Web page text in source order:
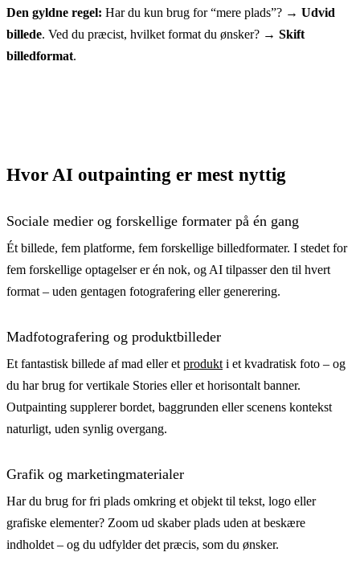
Den gyldne regel: Har du kun brug for “mere plads”? → Udvid
billede. Ved du præcist, hvilket format du ønsker? → Skift
billedformat.
Hvor AI outpainting er mest nyttig
Sociale medier og forskellige formater på én gang
Ét billede, fem platforme, fem forskellige billedformater. I stedet for
fem forskellige optagelser er én nok, og AI tilpasser den til hvert
format – uden gentagen fotografering eller generering.
Madfotografering og produktbilleder
Et fantastisk billede af mad eller etprodukti et kvadratisk foto – og
du har brug for vertikale Stories eller et horisontalt banner.
Outpainting supplerer bordet, baggrunden eller scenens kontekst
naturligt, uden synlig overgang.
Grafik og marketingmaterialer
Har du brug for fri plads omkring et objekt til tekst, logo eller
grafiske elementer? Zoom ud skaber plads uden at beskære
indholdet – og du udfylder det præcis, som du ønsker.